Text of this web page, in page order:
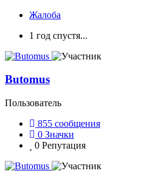
Жалоба
1 год спустя...
Butomus
Пользователь
855 сообщения
0 Значки
0 Репутация